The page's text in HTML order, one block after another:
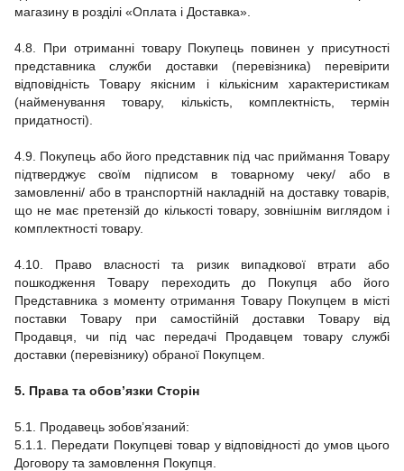
магазину в розділі «Оплата і Доставка».
4.8.
При отриманні товару Покупець повинен у присутності
представника служби доставки (перевізника) перевірити
відповідність Товару якісним і кількісним характеристикам
(найменування товару, кількість, комплектність, термін
придатності).
4.9. Покупець або його представник під час приймання Товару
підтверджує своїм підписом в товарному чеку/ або в
замовленні/ або в транспортній накладній на доставку товарів,
що не має претензій до кількості товару, зовнішнім виглядом і
комплектності товару.
4.10. Право власності та ризик випадкової втрати або
пошкодження Товару переходить до Покупця або його
Представника з моменту отримання Товару Покупцем в місті
поставки Товару при самостійній доставки Товару від
Продавця, чи під час передачі Продавцем товару службі
доставки (перевізнику) обраної Покупцем.
5. Права та обов’язки Сторін
5.1. Продавець зобов’язаний:
5.1.1. Передати Покупцеві товар у відповідності до умов цього
Договору та замовлення Покупця.